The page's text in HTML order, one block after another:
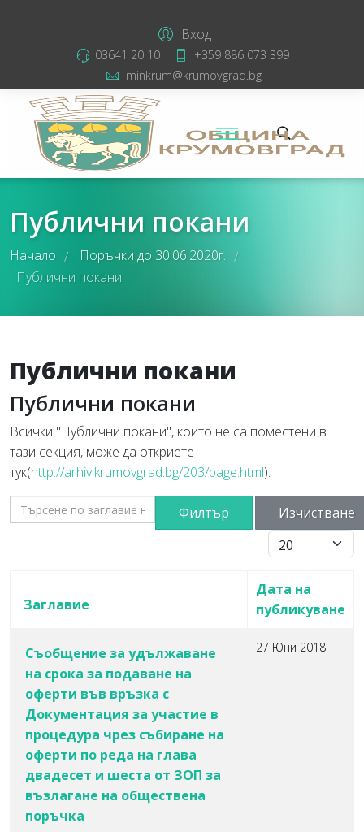
Вход
03641 20 10
+359 886 073 399
minkrum@krumovgrad.bg
Публични покани
Начало / Поръчки до 30.06.2020г. /
Публични покани
Публични покани
Публични покани
Всички "Публични покани", които не са поместени в
тази секция, може да откриете
тук(http://arhiv.krumovgrad.bg/203/page.html).
Търсене по заглавие на контакта
Филтър
Изчистване
Брой записи #
Заглавие
Дата на
публикуване
Съобщение за удължаване
на срока за подаване на
оферти във връзка с
Документация за участие в
процедура чрез събиране на
оферти по реда на глава
двадесет и шеста от ЗОП за
възлагане на обществена
поръчка
27 Юни 2018